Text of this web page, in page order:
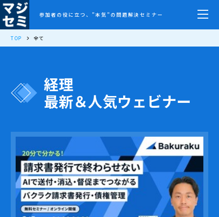
参加者の役に立つ、”本気”の問題解決セミナー
TOP 全て
経理
最新＆人気ウェビナー